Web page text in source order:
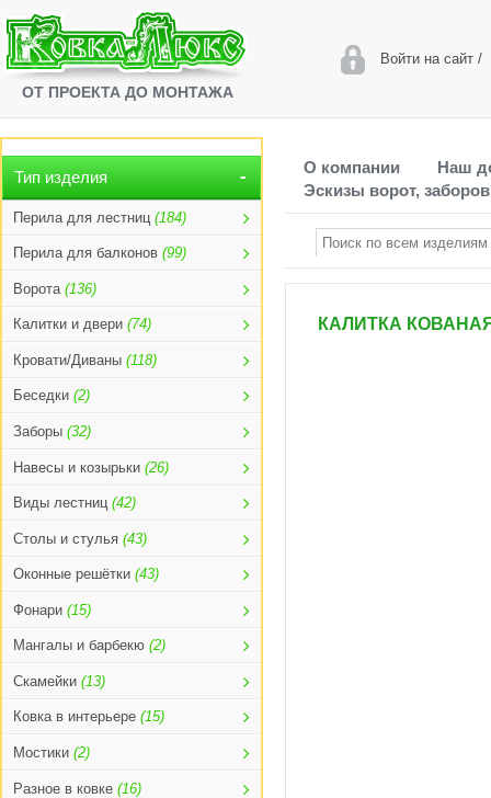
ОТ ПРОЕКТА ДО МОНТАЖА
Войти на сайт/
Тип изделия
Перила для лестниц (184)
Перила для балконов (99)
Ворота (136)
Калитки и двери (74)
Кровати/Диваны (118)
Беседки (2)
Заборы (32)
Навесы и козырьки (26)
Виды лестниц (42)
Столы и стулья (43)
Оконные решётки (43)
Фонари (15)
Мангалы и барбекю (2)
Скамейки (13)
Ковка в интерьере (15)
Мостики (2)
Разное в ковке (16)
О компании
Наш
Эскизы ворот, заборов
КАЛИТКА